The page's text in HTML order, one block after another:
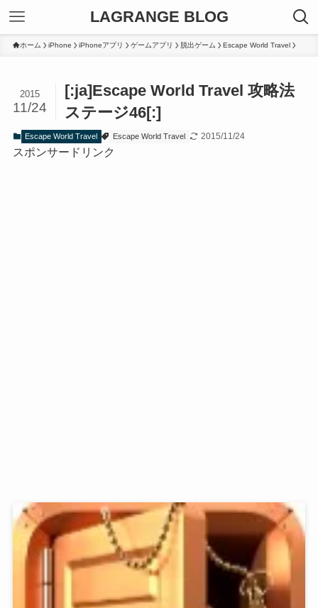
LAGRANGE BLOG
ホーム iPhone iPhoneアプリ ゲームアプリ 脱出ゲーム Escape World Travel
[:ja]Escape World Travel 攻略法
ステージ46[:]
2015
11/24
Escape World Travel Escape World Travel 2015/11/24
スポンサードリンク